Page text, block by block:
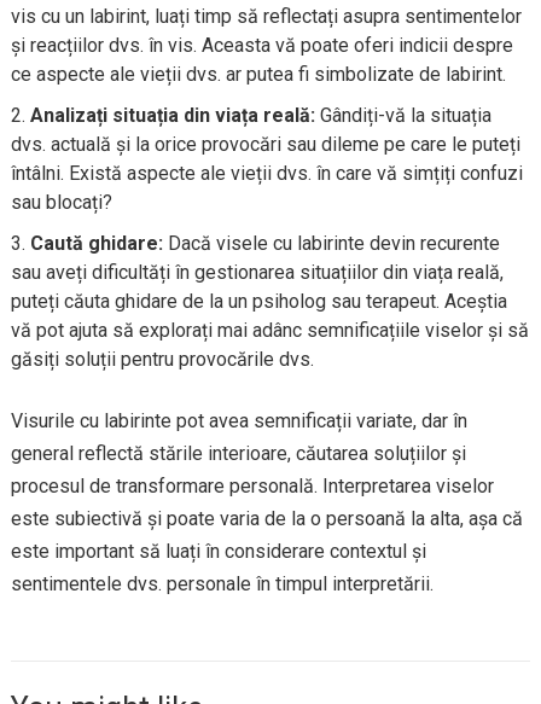
vis cu un labirint, luați timp să reflectați asupra sentimentelor
și reacțiilor dvs. în vis. Aceasta vă poate oferi indicii despre
ce aspecte ale vieții dvs. ar putea fi simbolizate de labirint.
Analizați situația din viața reală: Gândiți-vă la situația
dvs. actuală și la orice provocări sau dileme pe care le puteți
întâlni. Există aspecte ale vieții dvs. în care vă simțiți confuzi
sau blocați?
Caută ghidare: Dacă visele cu labirinte devin recurente
sau aveți dificultăți în gestionarea situațiilor din viața reală,
puteți căuta ghidare de la un psiholog sau terapeut. Aceștia
vă pot ajuta să explorați mai adânc semnificațiile viselor și să
găsiți soluții pentru provocările dvs.
Visurile cu labirinte pot avea semnificații variate, dar în
general reflectă stările interioare, căutarea soluțiilor și
procesul de transformare personală. Interpretarea viselor
este subiectivă și poate varia de la o persoană la alta, așa că
este important să luați în considerare contextul și
sentimentele dvs. personale în timpul interpretării.